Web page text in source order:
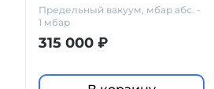
Предельный вакуум, мбар абс. -
1 мбар
315 000 ₽